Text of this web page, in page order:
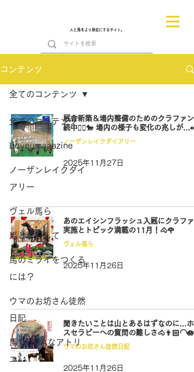
人と馬をより身近にするサイト。
コンテンツ
全てのコンテンツ
Loveumagazine
ノーザンレイクダイ
アリー
ヴェル馬ら
馬と暮らして
馬のミライをつくる
には？
ウマのお坊さん徒然
日記
馬でUMAなアトリ
エ
全てのコンテンツ
厩舎新築＆場内整備のためのクラファン
続中🏃‍♂️🐎 場内の様子も変化の兆しが…👀
ノーザンレイクダイアリー
2025年11月27日
あのエイシンフラッシュ入厩にクラファ
実施とトピック満載の11月！🐴🌹
ヴェル馬ら
2025年11月26日
聞きたいことは山とあるはずなのに…ホ
スセラピーへの質問の難しさ🐴👨🏻‍🦲🪷
ウマのお坊さん徒然日記
2025年11月26日